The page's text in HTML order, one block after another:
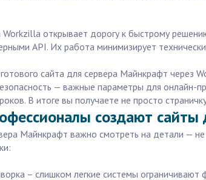
открывает дорогу к быстрому
API. Их работа минимизирует
сайта для сервера Майнкрафт
— важные параметры для онлайн-
В итоге вы получаете не просто
создают
Майнкрафт важно смотреть на детали —
– слишком легкие системы